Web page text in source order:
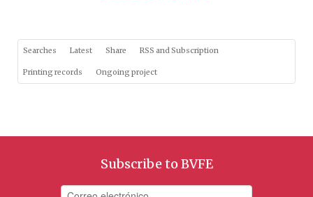
Searches Latest Share RSS and Subscription
Printing records Ongoing project
Subscribe to BVFE